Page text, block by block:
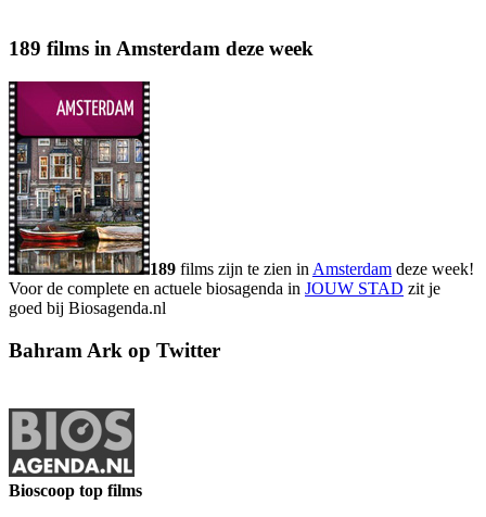
189 films in Amsterdam deze week
189 films zijn te zien in Amsterdam deze week!
Voor de complete en actuele biosagenda in JOUW STAD zit je
goed bij Biosagenda.nl
Bahram Ark op Twitter
Bioscoop top films